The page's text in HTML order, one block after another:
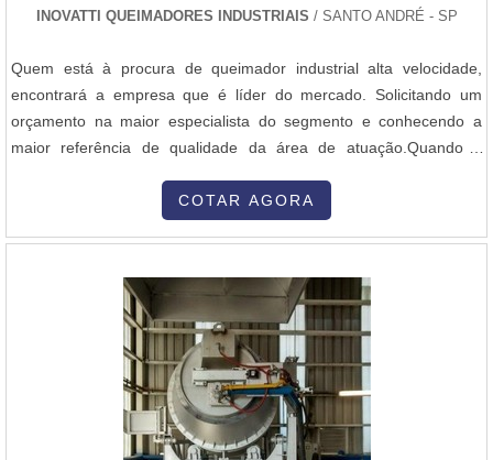
INOVATTI QUEIMADORES INDUSTRIAIS / SANTO ANDRÉ - SP
Quem está à procura de queimador industrial alta velocidade,
encontrará a empresa que é líder do mercado. Solicitando um
orçamento na maior especialista do segmento e conhecendo a
maior referência de qualidade da área de atuação.Quando a
colaboradores da Inovatti Queimadores Industriais o cliente
COTAR AGORA